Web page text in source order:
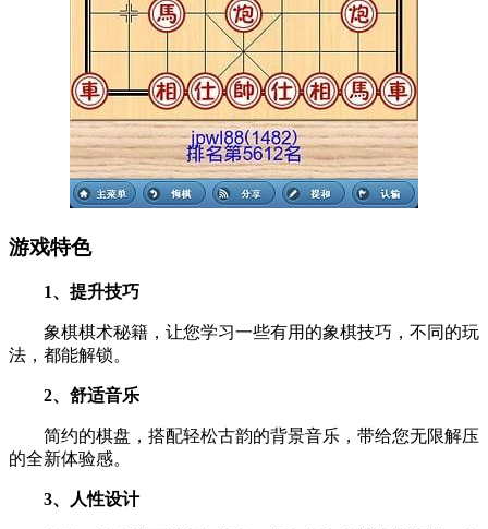
游戏特色
1、提升技巧
象棋棋术秘籍，让您学习一些有用的象棋技巧，不同的玩
法，都能解锁。
2、舒适音乐
简约的棋盘，搭配轻松古韵的背景音乐，带给您无限解压
的全新体验感。
3、人性设计